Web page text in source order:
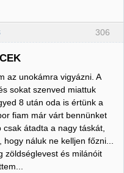
306
az unokámra vigyázni. A
sokat szenved miattuk
8 után oda is értünk a
fiam már várt bennünket
átadta a nagy táskát,
náluk ne kelljen főzni...
zöldséglevest és milánóit